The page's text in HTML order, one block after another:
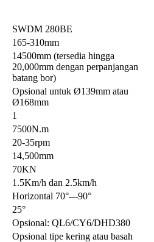
SWDM 280BE
165-310mm
14500mm (tersedia hingga
20,000mm dengan perpanjangan
batang bor)
Opsional untuk Ø139mm atau
Ø168mm
1
7500N.m
20-35rpm
14,500mm
70KN
1.5Km/h dan 2.5km/h
Horizontal 70°---90°
25°
Opsional: QL6/CY6/DHD380
Opsional tipe kering atau basah